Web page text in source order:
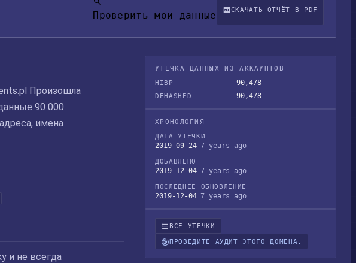
Проверить мои данные СКАЧАТЬ ОТЧЁТ В PDF
Произошла
90 000
имена
и не всегда
УТЕЧКА ДАННЫХ ИЗ АККАУНТОВ
HIBP
90,478
DEHASHED 90,478
ХРОНОЛОГИЯ
ДАТА УТЕЧКИ
2019-09-24 7 years ago
ДОБАВЛЕНО
2019-12-04 7 years ago
ПОСЛЕДНЕЕ ОБНОВЛЕНИЕ
2019-12-04 7 years ago
ВСЕ УТЕЧКИ
ПРОВЕДИТЕ АУДИТ ЭТОГО ДОМЕНА.